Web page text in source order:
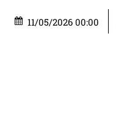
11/05/2026 00:00